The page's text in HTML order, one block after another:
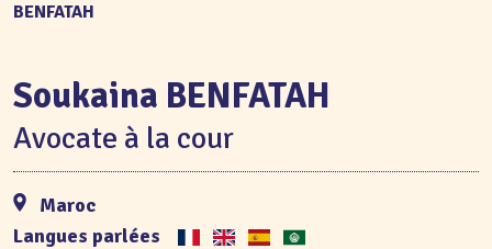
BENFATAH
Soukaina BENFATAH
Avocate à la cour
Maroc
Langues parlées